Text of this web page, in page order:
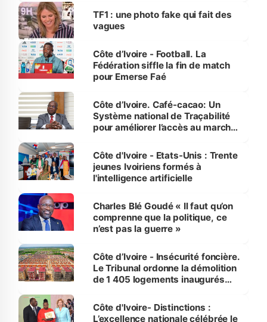
sur la scène internationale »
TF1 : une photo fake qui fait des
vagues
Côte d’Ivoire - Football. La
Fédération siffle la fin de match
pour Emerse Faé
Côte d’Ivoire. Café-cacao: Un
Système national de Traçabilité
pour améliorer l’accès au marché
Côte d'Ivoire - Etats-Unis : Trente
jeunes Ivoiriens formés à
l'intelligence artificielle
Charles Blé Goudé « Il faut qu’on
comprenne que la politique, ce
n’est pas la guerre »
Côte d’Ivoire - Insécurité foncière.
Le Tribunal ordonne la démolition
de 1 405 logements inaugurés
Bassam
Côte d'Ivoire- Distinctions :
L’excellence nationale célébrée le